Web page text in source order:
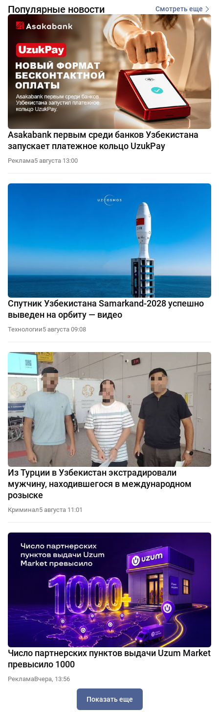
Популярные новости Смотреть еще
Asakabank первым среди банков Узбекистана
запускает платежное кольцо UzukPay
Реклама5 августа 13:00
Спутник Узбекистана Samarkand-2028 успешно
выведен на орбиту — видео
Технологии5 августа 09:08
Из Турции в Узбекистан экстрадировали
мужчину, находившегося в международном
розыске
Криминал5 августа 11:01
Число партнерских пунктов выдачи Uzum Market
превысило 1000
РекламаВчера, 13:56
Показать еще